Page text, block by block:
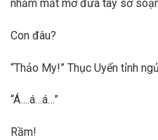
nhắm mắt mở đưa tay sờ
Con đâu?
“Thảo My!” Thục Uyển tỉnh
“Á….á…á…”
Rầm!